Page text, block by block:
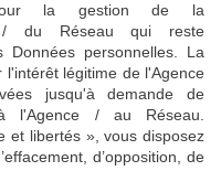
pour la gestion de la
/ du Réseau qui reste
Données personnelles. La
légitime de l'Agence
jusqu'à demande de
l'Agence / au Réseau.
et libertés », vous disposez
d’opposition, de